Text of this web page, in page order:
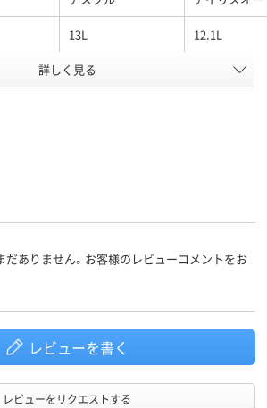
13L 12.1L
ポリプロピレン
詳しく見る
ありません。お客様のレビューコメントをお
レビューを書く
レビューをリクエストする